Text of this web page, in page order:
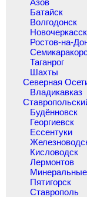
Азов
Батайск
Волгодонск
Новочеркасск
Ростов-на-
Таганрог
Шахты
Северная
Владикавказ
Будённовск
Георгиевск
Ессентуки
Кисловодск
Лермонтов
Пятигорск
Ставрополь